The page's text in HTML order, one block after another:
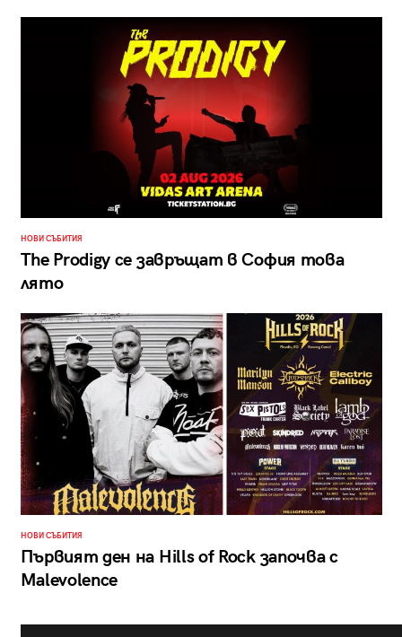
НОВИ СЪБИТИЯ
The Prodigy се завръщат в София това
лято
НОВИ СЪБИТИЯ
Първият ден на Hills of Rock започва с
Malevolence